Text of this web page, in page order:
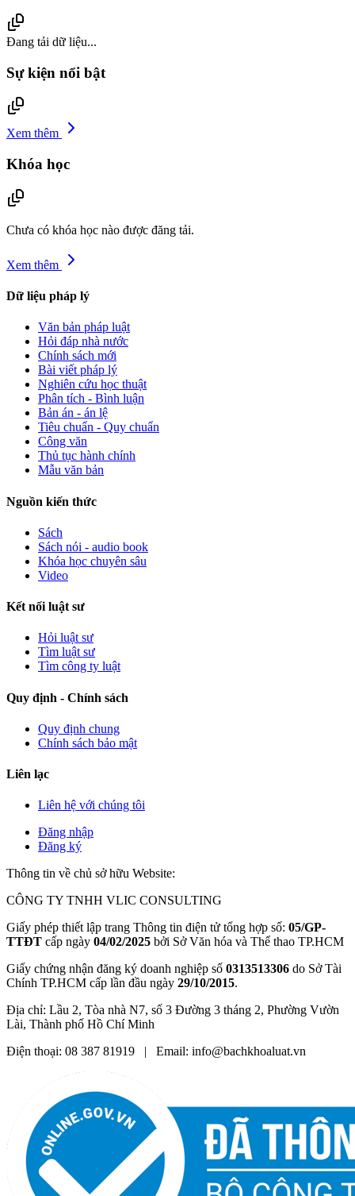
Đang tải dữ liệu...
Sự kiện nổi bật
Xem thêm
Khóa học
Chưa có khóa học nào được đăng tải.
Xem thêm
Dữ liệu pháp lý
Văn bản pháp luật
Hỏi đáp nhà nước
Chính sách mới
Bài viết pháp lý
Nghiên cứu học thuật
Phân tích - Bình luận
Bản án - án lệ
Tiêu chuẩn - Quy chuẩn
Công văn
Thủ tục hành chính
Mẫu văn bản
Nguồn kiến thức
Sách
Sách nói - audio book
Khóa học chuyên sâu
Video
Kết nối luật sư
Hỏi luật sư
Tìm luật sư
Tìm công ty luật
Quy định - Chính sách
Quy định chung
Chính sách bảo mật
Liên lạc
Liên hệ với chúng tôi
Đăng nhập
Đăng ký
Thông tin về chủ sở hữu Website:
CÔNG TY TNHH VLIC CONSULTING
Giấy phép thiết lập trang Thông tin điện tử tổng hợp số: 05/GP-
TTĐT cấp ngày 04/02/2025 bởi Sở Văn hóa và Thể thao TP.HCM
Giấy chứng nhận đăng ký doanh nghiệp số 0313513306 do Sở Tài
Chính TP.HCM cấp lần đầu ngày 29/10/2015.
Địa chỉ: Lầu 2, Tòa nhà N7, số 3 Đường 3 tháng 2, Phường Vườn
Lài, Thành phố Hồ Chí Minh
Điện thoại: 08 387 81919 | Email: info@bachkhoaluat.vn